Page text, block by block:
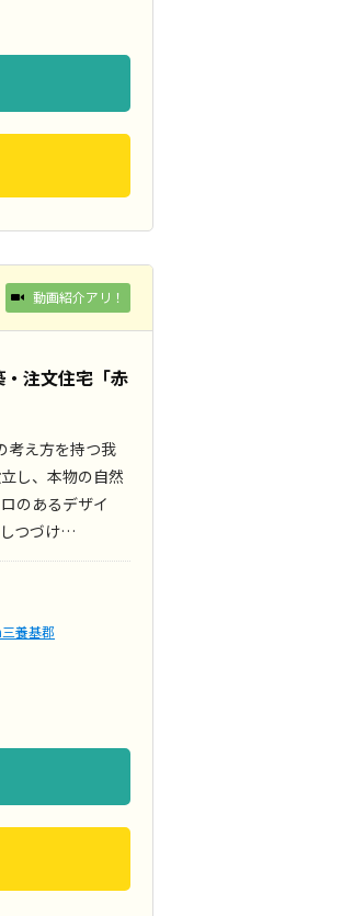
動画紹介アリ！
注文住宅「赤
考え方を持つ我
し、本物の自然
のあるデザイ
つづけ…
養基郡